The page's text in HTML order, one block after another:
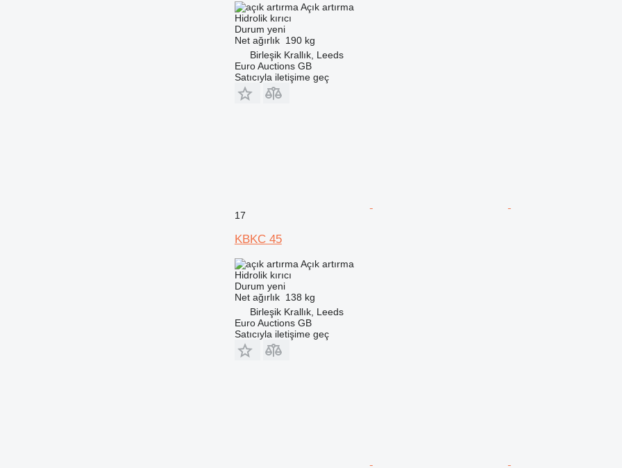
Açık artırma
Hidrolik kırıcı
Durum yeni
Net ağırlık 190 kg
Birleşik Krallık, Leeds
Euro Auctions GB
Satıcıyla iletişime geç
17
KBKC 45
Açık artırma
Hidrolik kırıcı
Durum yeni
Net ağırlık 138 kg
Birleşik Krallık, Leeds
Euro Auctions GB
Satıcıyla iletişime geç